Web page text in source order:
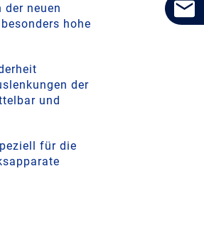
neuen
hohe
der
und
für die